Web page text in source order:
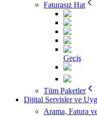
Faturasız Hat
Geçiş
Tüm Paketler
Dijital Servisler ve
Arama, Fatura